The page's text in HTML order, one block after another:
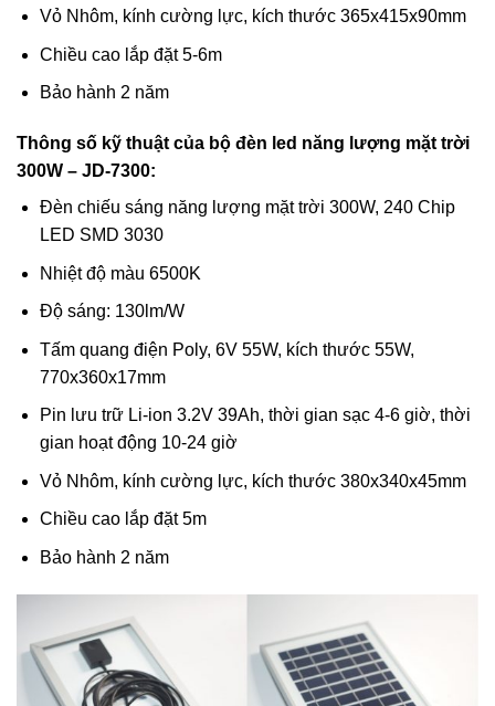
Vỏ Nhôm, kính cường lực, kích thước 365x415x90mm
Chiều cao lắp đặt 5-6m
Bảo hành 2 năm
Thông số kỹ thuật của bộ đèn led năng lượng mặt trời
300W – JD-7300:
Đèn chiếu sáng năng lượng mặt trời 300W, 240 Chip
LED SMD 3030
Nhiệt độ màu 6500K
Độ sáng: 130lm/W
Tấm quang điện Poly, 6V 55W, kích thước 55W,
770x360x17mm
Pin lưu trữ Li-ion 3.2V 39Ah, thời gian sạc 4-6 giờ, thời
gian hoạt động 10-24 giờ
Vỏ Nhôm, kính cường lực, kích thước 380x340x45mm
Chiều cao lắp đặt 5m
Bảo hành 2 năm